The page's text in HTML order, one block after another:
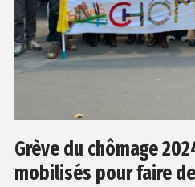
Grève du chômage
mobilisés pour faire